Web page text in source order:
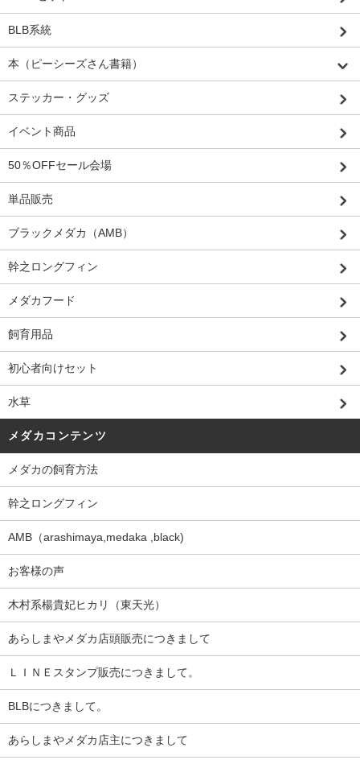
BLB系統
本（ピーシーズさん書籍）
ステッカー・グッズ
イベント商品
50％OFFセール会場
単品販売
ブラックメダカ（AMB）
幹之ロングフィン
メダカフード
飼育用品
初心者向けセット
水草
メダカコンテンツ
メダカの飼育方法
幹之ロングフィン
AMB（arashimaya,medaka ,black)
お客様の声
木村系楊貴妃ヒカリ（東天光）
あらしまやメダカ店頭販売につきまして
ＬＩＮＥスタンプ販売につきまして。
BLBにつきまして。
あらしまやメダカ店主につきまして